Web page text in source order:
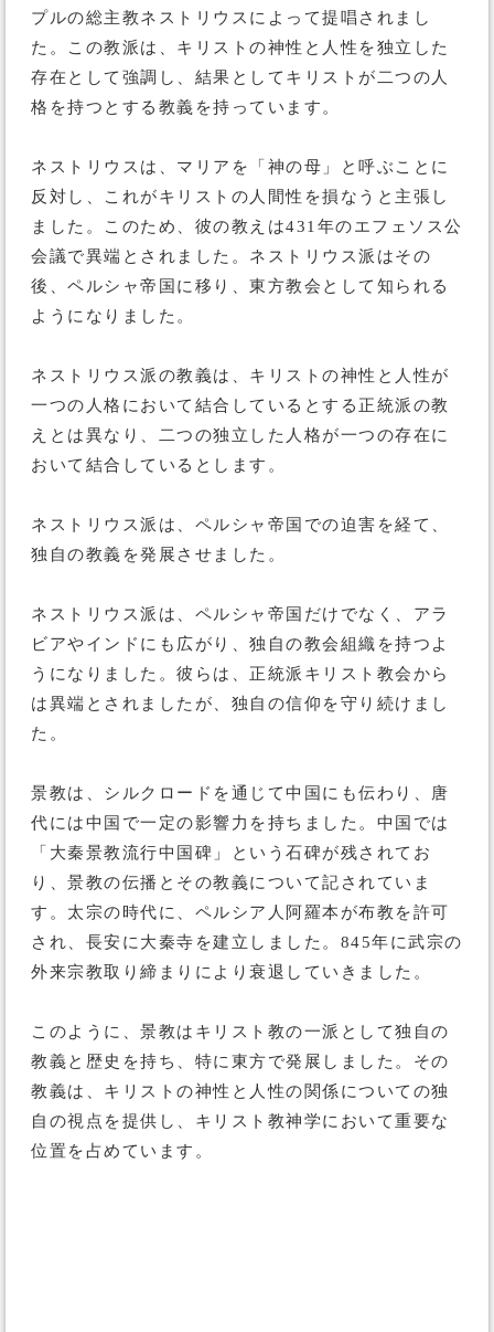
プルの総主教ネストリウスによって提唱されまし
た。この教派は、キリストの神性と人性を独立した
存在として強調し、結果としてキリストが二つの人
格を持つとする教義を持っています。
ネストリウスは、マリアを「神の母」と呼ぶことに
反対し、これがキリストの人間性を損なうと主張し
ました。このため、彼の教えは431年のエフェソス公
会議で異端とされました。ネストリウス派はその
後、ペルシャ帝国に移り、東方教会として知られる
ようになりました。
ネストリウス派の教義は、キリストの神性と人性が
一つの人格において結合しているとする正統派の教
えとは異なり、二つの独立した人格が一つの存在に
おいて結合しているとします。
ネストリウス派は、ペルシャ帝国での迫害を経て、
独自の教義を発展させました。
ネストリウス派は、ペルシャ帝国だけでなく、アラ
ビアやインドにも広がり、独自の教会組織を持つよ
うになりました。彼らは、正統派キリスト教会から
は異端とされましたが、独自の信仰を守り続けまし
た。
景教は、シルクロードを通じて中国にも伝わり、唐
代には中国で一定の影響力を持ちました。中国では
「大秦景教流行中国碑」という石碑が残されてお
り、景教の伝播とその教義について記されていま
す。太宗の時代に、ペルシア人阿羅本が布教を許可
され、長安に大秦寺を建立しました。845年に武宗の
外来宗教取り締まりにより衰退していきました。
このように、景教はキリスト教の一派として独自の
教義と歴史を持ち、特に東方で発展しました。その
教義は、キリストの神性と人性の関係についての独
自の視点を提供し、キリスト教神学において重要な
位置を占めています。